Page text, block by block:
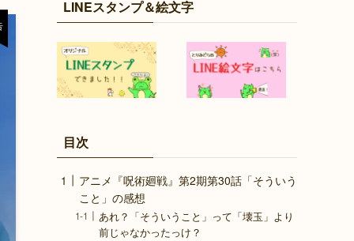
LINEスタンプ＆絵文字
目次
アニメ『呪術廻戦』第2期第30話「そういう
こと」の感想
あれ？「そういうこと」って「壊玉」より
前じゃなかったっけ？